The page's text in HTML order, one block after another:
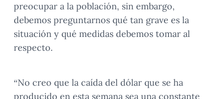
preocupar a la población, sin embargo,
debemos preguntarnos qué tan grave es la
situación y qué medidas debemos tomar al
respecto.
“No creo que la caída del dólar que se ha
producido en esta semana sea una constante